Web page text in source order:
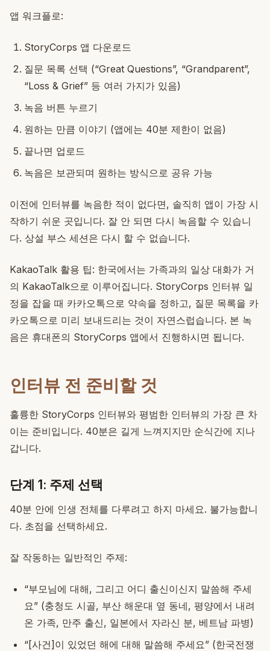
앱 워크플로:
StoryCorps 앱 다운로드
질문 목록 선택 (“Great Questions”, “Grandparent”,
“Loss & Grief” 등 여러 가지가 있음)
녹음 버튼 누르기
원하는 만큼 이야기 (앱에는 40분 제한이 없음)
끝나면 업로드
녹음은 보관되며 원하는 방식으로 공유 가능
이전에 인터뷰를 녹음한 적이 없다면, 솔직히 앱이 가장 시
작하기 쉬운 곳입니다. 잘 안 되면 다시 녹음할 수 있습니
다. 상설 부스 세션은 다시 할 수 없습니다.
KakaoTalk 활용 팁: 한국에서는 가족과의 일상 대화가 거
의 KakaoTalk으로 이루어집니다. StoryCorps 인터뷰 일
정을 잡을 때 카카오톡으로 약속을 정하고, 질문 목록을 카
카오톡으로 미리 보내드리는 것이 자연스럽습니다. 본 녹
음은 휴대폰의 StoryCorps 앱에서 진행하시면 됩니다.
인터뷰 전 준비할 것
훌륭한 StoryCorps 인터뷰와 평범한 인터뷰의 가장 큰 차
이는 준비입니다. 40분은 길게 느껴지지만 순식간에 지나
갑니다.
단계 1: 주제 선택
40분 안에 인생 전체를 다루려고 하지 마세요. 불가능합니
다. 초점을 선택하세요.
잘 작동하는 일반적인 주제:
“부모님에 대해, 그리고 어디 출신이신지 말씀해 주세
요” (충청도 시골, 부산 해운대 옆 동네, 평양에서 내려
온 가족, 만주 출신, 일본에서 자라신 분, 베트남 파병)
“[사건]이 있었던 해에 대해 말씀해 주세요” (한국전쟁